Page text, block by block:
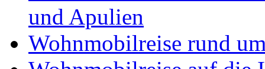
und Apulien
Wohnmobilreise rund